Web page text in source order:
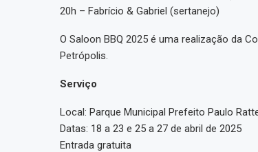
20h – Fabrício & Gabriel (sertanejo)
O Saloon BBQ 2025 é uma realização da
Petrópolis.
Serviço
Local: Parque Municipal Prefeito Paulo
Datas: 18 a 23 e 25 a 27 de abril de 2025
Entrada gratuita